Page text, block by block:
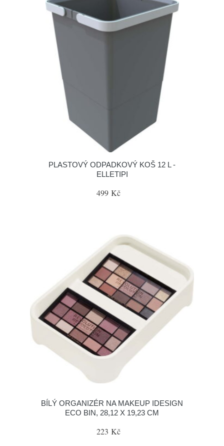
PLASTOVÝ ODPADKOVÝ KOŠ 12 L -
ELLETIPI
499 Kč
BÍLÝ ORGANIZÉR NA MAKEUP IDESIGN
ECO BIN, 28,12 X 19,23 CM
223 Kč